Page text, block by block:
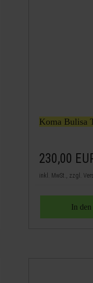
Koma Bulisa
230,00
inkl. MwSt., zzgl.